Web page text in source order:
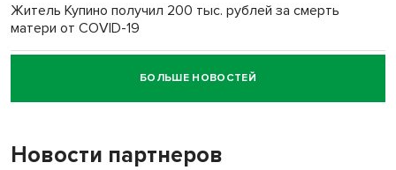
Житель Купино получил 200 тыс. рублей за смерть
матери от COVID-19
Новосибирский суд наказал водителя за смерть
пенсионерки на вокзале
БОЛЬШЕ НОВОСТЕЙ
Новости партнеров